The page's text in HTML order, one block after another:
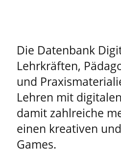
Die Datenbank
Lehrkräften,
und
Lehren mit
damit zahlreiche
einen kreativen
Games.